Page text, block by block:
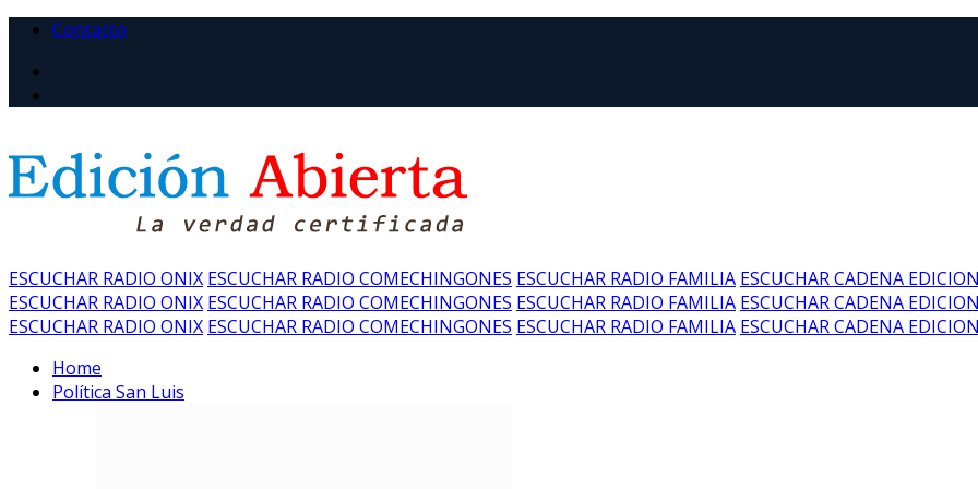
Contacto
ESCUCHAR RADIO ONIX ESCUCHAR RADIO COMECHINGONES ESCUCHAR RADIO FAMILIA ESCUCHAR CADENA EDICION
ESCUCHAR RADIO ONIX ESCUCHAR RADIO COMECHINGONES ESCUCHAR RADIO FAMILIA ESCUCHAR CADENA EDICION
ESCUCHAR RADIO ONIX ESCUCHAR RADIO COMECHINGONES ESCUCHAR RADIO FAMILIA ESCUCHAR CADENA EDICION
Home
Política San Luis